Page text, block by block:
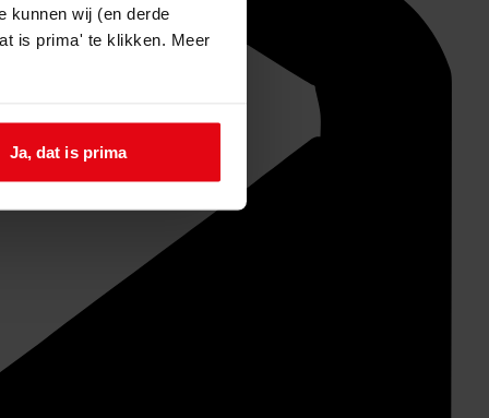
kunnen wij (en derde
is prima' te klikken. Meer
Ja, dat is prima